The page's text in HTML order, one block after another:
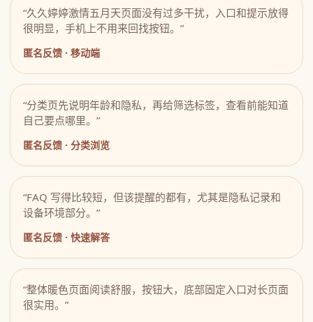
“久久婷婷激情五月天页面没有过多干扰，入口和提示放得
很明显，手机上不用来回找按钮。”
匿名反馈 · 移动端
“分类页先说明年龄和隐私，再给筛选标签，查看前能知道
自己要点哪里。”
匿名反馈 · 分类浏览
“FAQ 写得比较短，但该提醒的都有，尤其是隐私记录和
设备环境部分。”
匿名反馈 · 快速解答
“整体暖色页面阅读舒服，按钮大，底部固定入口对长页面
很实用。”